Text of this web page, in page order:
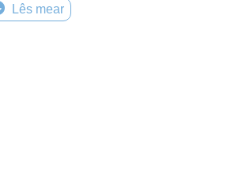
Lês mear